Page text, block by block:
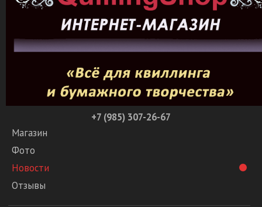
+7 (985) 307-26-67
Магазин
Фото
Новости
Отзывы